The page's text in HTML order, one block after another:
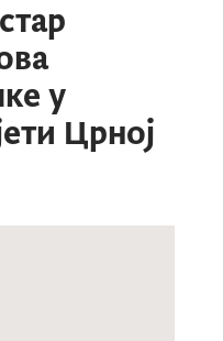
у
Црној